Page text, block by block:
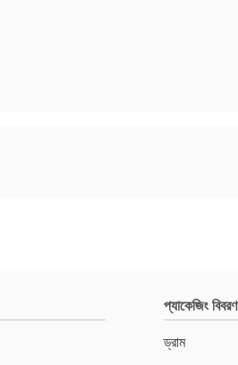
প্যাকেজিং বিবরণ
ড্রাম